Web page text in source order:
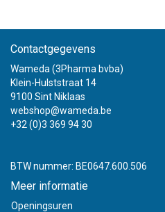
Contactgegevens
Wameda (3Pharma bvba)
Klein-Hulststraat 14
9100 Sint Niklaas
webshop@wameda.be
+32 (0)3 369 94 30
BTW nummer: BE0647.600.506
Meer informatie
Openingsuren